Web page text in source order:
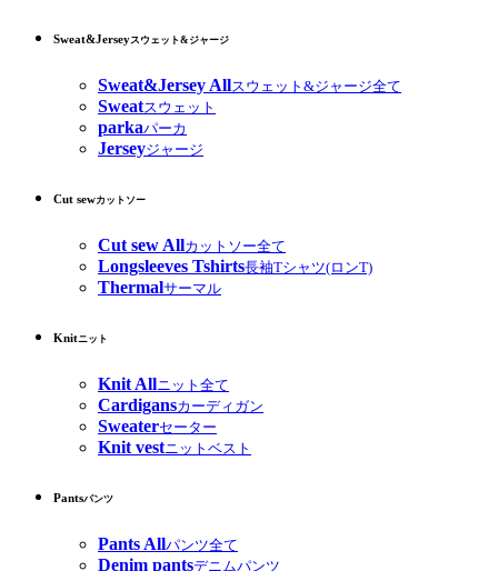
Sweat&Jerseyスウェット&ジャージ
Sweat&Jersey Allスウェット&ジャージ全て
Sweatスウェット
parkaパーカ
Jerseyジャージ
Cut sewカットソー
Cut sew Allカットソー全て
Longsleeves Tshirts長袖Tシャツ(ロンT)
Thermalサーマル
Knitニット
Knit Allニット全て
Cardigansカーディガン
Sweaterセーター
Knit vestニットベスト
Pantsパンツ
Pants Allパンツ全て
Denim pantsデニムパンツ